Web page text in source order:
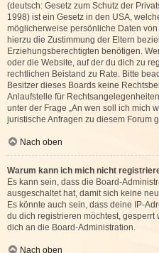
(deutsch: Gesetz zum Schutz der
1998) ist ein Gesetz in den USA,
möglicherweise persönliche Daten
hierzu die Zustimmung der Eltern
Erziehungsberechtigten benötigen.
oder die Website, auf der du dich zu
rechtlichen Beistand zu Rate. Bitte
Besitzer dieses Boards keine
Anlaufstelle für
unter der Frage „An wen soll ich mich
juristische Anfragen zu diesem Forum
Nach oben
Warum kann ich mich nicht
Es kann sein, dass die Board-
ausgeschaltet hat, damit sich keine
Es könnte auch sein, dass deine IP-
du dich registrieren möchtest,
dich an die Board-Administration.
Nach oben